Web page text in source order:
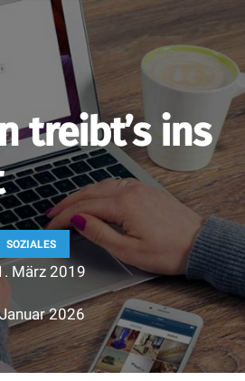
treibt’s ins
SOZIALES
März 2019
2026